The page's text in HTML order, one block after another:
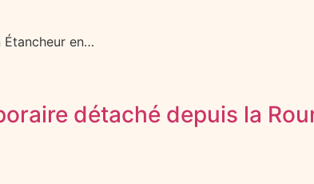
Étancheur en…
détaché depuis la